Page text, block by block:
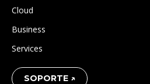
Cloud
Business
Services
SOPORTE ↗